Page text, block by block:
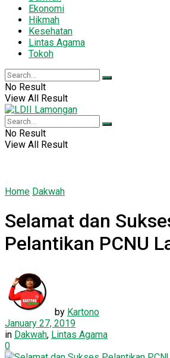
Ekonomi
Hikmah
Kesehatan
Lintas Agama
Tokoh
No Result
View All Result
No Result
View All Result
Home Dakwah
Selamat dan
Pelantikan PCNU
by Kartono
January 27, 2019
in Dakwah, Lintas Agama
0